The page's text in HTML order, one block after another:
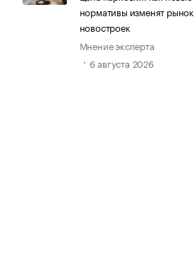
нормативы изменят рынок
новостроек
Мнение эксперта
6 августа 2026